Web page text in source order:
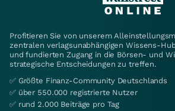
Profitieren Sie von unserem
zentralen verlagsunabhängigen Wissens-
und fundierten Zugang in die Börsen- und
strategische Entscheidungen zu treffen.
✅ Größte Finanz-Community Deutschlands
✅ über 550.000 registrierte Nutzer
✅ rund 2.000 Beiträge pro Tag